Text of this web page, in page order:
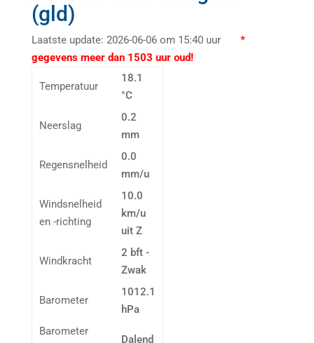
(gld)
Laatste update: 2026-06-06 om 15:40 uur*
gegevens meer dan 1503 uur oud!
Temperatuur
18.1
°C
Neerslag
0.2
mm
Regensnelheid
0.0
mm/u
Windsnelheid
en -richting
10.0
km/u
uit Z
Windkracht
2 bft -
Zwak
Barometer
1012.1
hPa
Barometer
Dalend